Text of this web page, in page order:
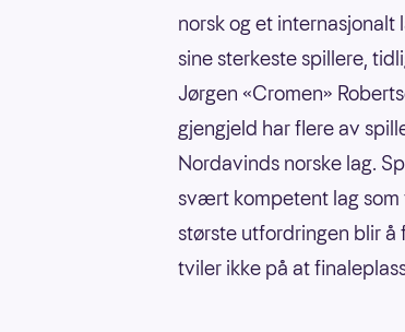
norsk og et internasjonalt
sine sterkeste spillere,
Jørgen «Cromen»
gjengjeld har flere av
Nordavinds norske lag.
svært kompetent lag
største utfordringen blir
tviler ikke på at